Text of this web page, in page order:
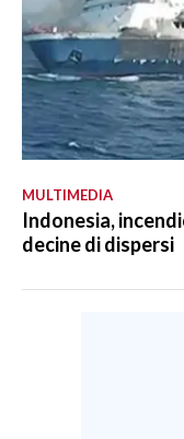
MULTIMEDIA
Indonesia,
decine di dispersi